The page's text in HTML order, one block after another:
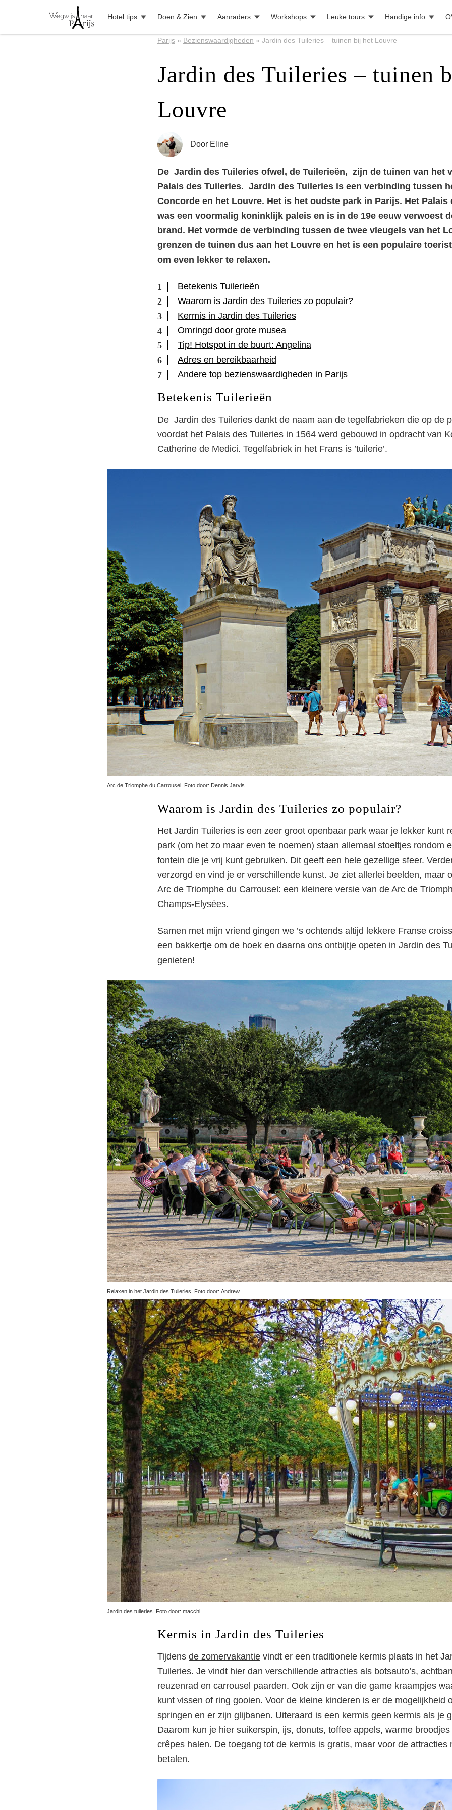
Jardin des Tuileries
tuinen bij het
Hotel tips Doen & Zien Aanraders Workshops Leuke tours Handige info
Parijs » Bezienswaardigheden » Jardin des Tuileries – tuinen bij het Louvre
Jardin des Tuileries – tuinen
Louvre
Door Eline
De Jardin des Tuileries ofwel, de Tuilerieën, zijn de tuinen van het
Palais des Tuileries. Jardin des Tuileries is een verbinding tussen
Concorde en het Louvre. Het is het oudste park in Parijs. Het Palais
was een voormalig koninklijk paleis en is in de 19e eeuw verwoest
brand. Het vormde de verbinding tussen de twee vleugels van het
grenzen de tuinen dus aan het Louvre en het is een populaire
om even lekker te relaxen.
Betekenis Tuilerieën
Waarom is Jardin des Tuileries zo populair?
Kermis in Jardin des Tuileries
Omringd door grote musea
Tip! Hotspot in de buurt: Angelina
Adres en bereikbaarheid
Andere top bezienswaardigheden in Parijs
Betekenis Tuilerieën
De Jardin des Tuileries dankt de naam aan de tegelfabrieken die op de
voordat het Palais des Tuileries in 1564 werd gebouwd in opdracht van
Catherine de Medici. Tegelfabriek in het Frans is ’tuilerie’.
Arc de Triomphe du Carrousel. Foto door: Dennis Jarvis
Waarom is Jardin des Tuileries zo populair?
Het Jardin Tuileries is een zeer groot openbaar park waar je lekker kunt
park (om het zo maar even te noemen) staan allemaal stoeltjes rondom
fontein die je vrij kunt gebruiken. Dit geeft een hele gezellige sfeer.
verzorgd en vind je er verschillende kunst. Je ziet allerlei beelden, maar
Arc de Triomphe du Carrousel: een kleinere versie van de Arc de
Champs-Elysées.
Samen met mijn vriend gingen we ’s ochtends altijd lekkere Franse
een bakkertje om de hoek en daarna ons ontbijtje opeten in Jardin des
genieten!
Relaxen in het Jardin des Tuileries. Foto door: Andrew
Jardin des tuileries. Foto door: macchi
Kermis in Jardin des Tuileries
Tijdens de zomervakantie vindt er een traditionele kermis plaats in het
Tuileries. Je vindt hier dan verschillende attracties als botsauto’s,
reuzenrad en carrousel paarden. Ook zijn er van die game kraampjes
kunt vissen of ring gooien. Voor de kleine kinderen is er de mogelijkheid
springen en er zijn glijbanen. Uiteraard is een kermis geen kermis als je
Daarom kun je hier suikerspin, ijs, donuts, toffee appels, warme
crêpes halen. De toegang tot de kermis is gratis, maar voor de attracties
betalen.